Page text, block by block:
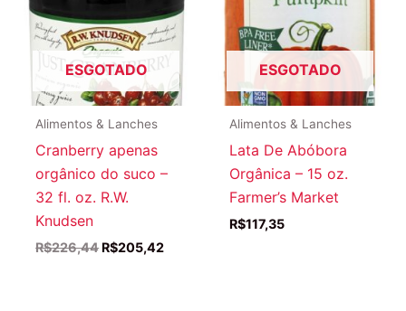
ESGOTADO
Alimentos & Lanches
Cranberry apenas
orgânico do suco –
32 fl. oz. R.W.
Knudsen
R$226,44 O
R$205,42O
ESGOTADO
Alimentos & Lanches
Lata De Abóbora
Orgânica – 15 oz.
Farmer’s Market
R$117,35